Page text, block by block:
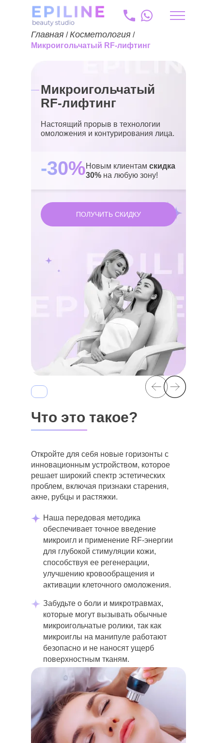
lv
Главная /Косметология /
Микроигольчатый RF-лифтинг
Микроигольчатый
RF-лифтинг
Настоящий прорыв в технологии
омоложения и контурирования лица.
-30%Новым клиентам скидка
30% на любую зону!
ПОЛУЧИТЬ СКИДКУ
Что это такое?
Откройте для себя новые горизонты с
инновационным устройством, которое
решает широкий спектр эстетических
проблем, включая признаки старения,
акне, рубцы и растяжки.
Наша передовая методика
обеспечивает точное введение
микроигл и применение RF-энергии
для глубокой стимуляции кожи,
способствуя ее регенерации,
улучшению кровообращения и
активации клеточного омоложения.
Забудьте о боли и микротравмах,
которые могут вызывать обычные
микроигольчатые ролики, так как
микроиглы на манипуле работают
безопасно и не наносят ущерб
поверхностным тканям.